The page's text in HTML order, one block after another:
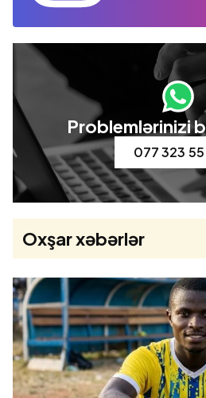
Problemlərinizi
077 323 55
Oxşar xəbərlər